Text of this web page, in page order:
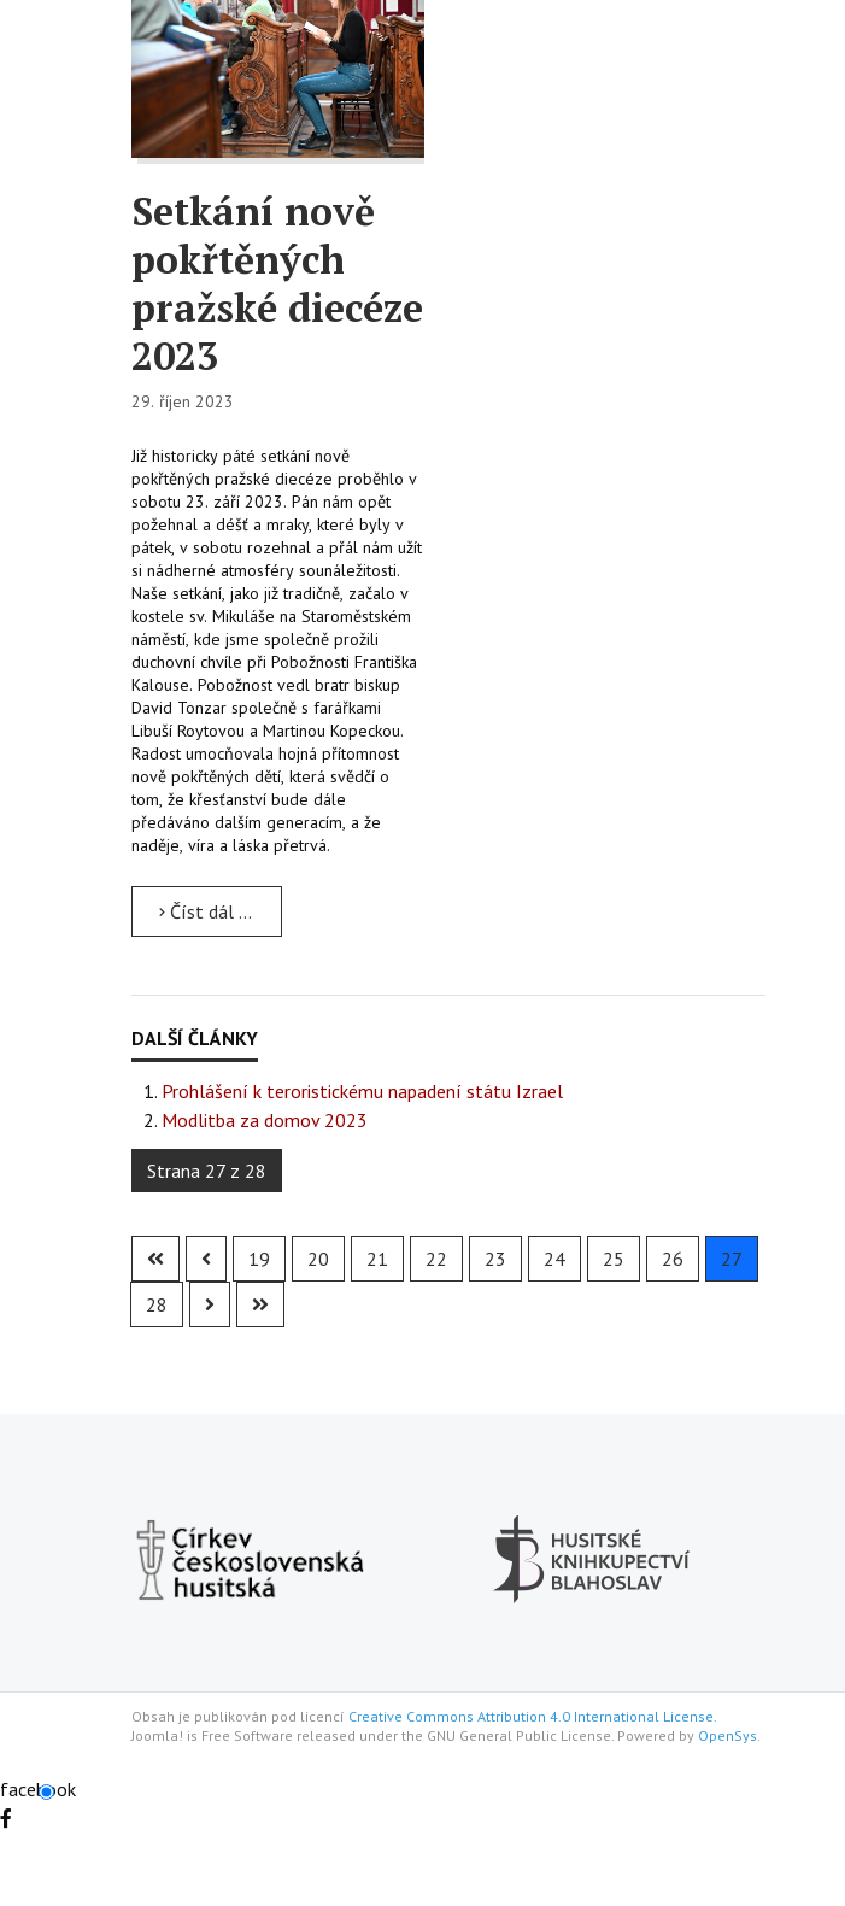
Setkání nově
pokřtěných
pražské diecéze
2023
29. říjen 2023
Již historicky páté setkání nově
pokřtěných pražské diecéze proběhlo v
sobotu 23. září 2023. Pán nám opět
požehnal a déšť a mraky, které byly v
pátek, v sobotu rozehnal a přál nám užít
si nádherné atmosféry sounáležitosti.
Naše setkání, jako již tradičně, začalo v
kostele sv. Mikuláše na Staroměstském
náměstí, kde jsme společně prožili
duchovní chvíle při Pobožnosti Františka
Kalouse. Pobožnost vedl bratr biskup
David Tonzar společně s farářkami
Libuší Roytovou a Martinou Kopeckou.
Radost umocňovala hojná přítomnost
nově pokřtěných dětí, která svědčí o
tom, že křesťanství bude dále
předáváno dalším generacím, a že
naděje, víra a láska přetrvá.
Číst dál …
Prohlášení k teroristickému napadení státu Izrael
Modlitba za domov 2023
Strana 27 z 28
19 20 21 22 23 24 25 26
27
28
Obsah je publikován pod licencí Creative Commons Attribution 4.0 International License.
Joomla! is Free Software released under the GNU General Public License. Powered by OpenSys
facebook